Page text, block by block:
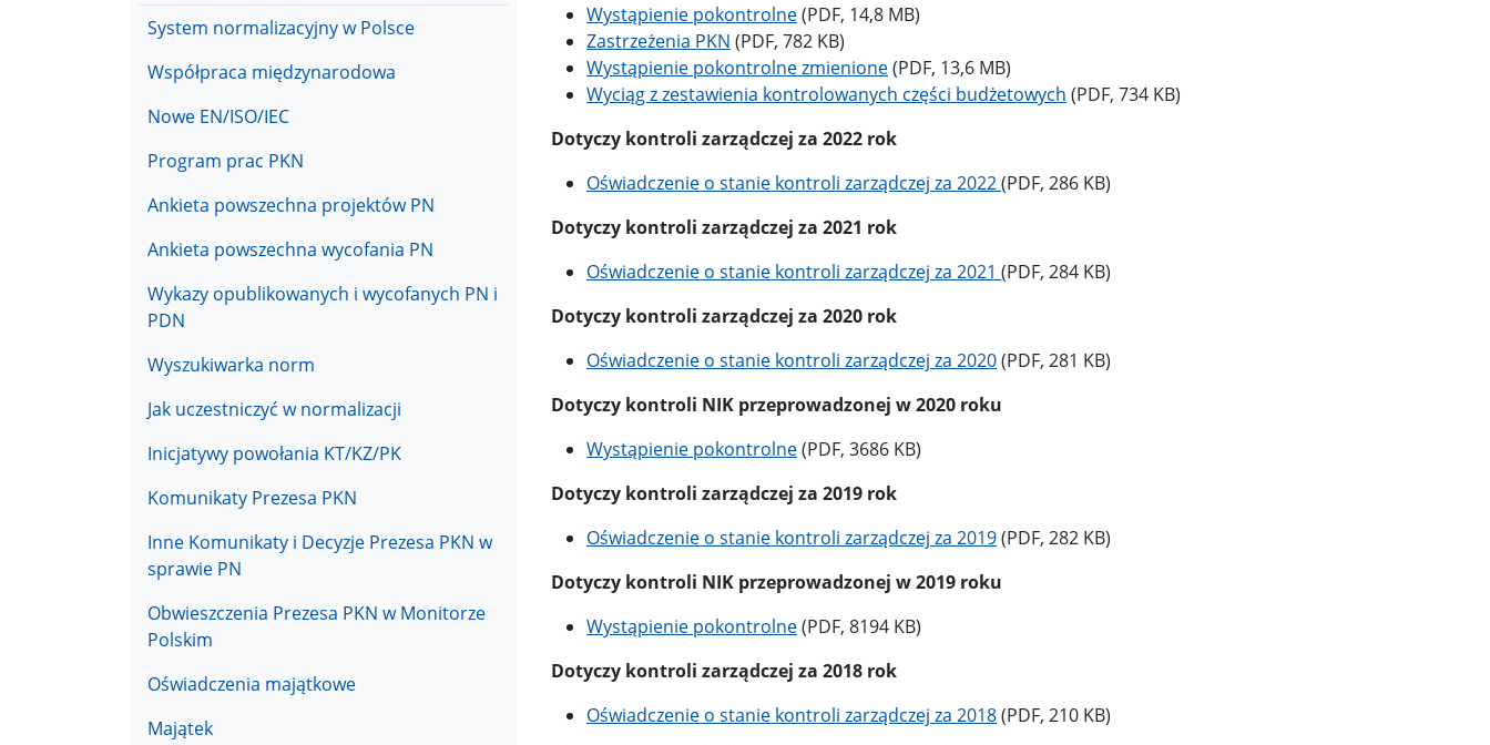
Menu przedmiotowe
System normalizacyjny w Polsce
Współpraca międzynarodowa
Nowe EN/ISO/IEC
Program prac PKN
Ankieta powszechna projektów PN
Ankieta powszechna wycofania PN
Wykazy opublikowanych i wycofanych PN i
PDN
Wyszukiwarka norm
Jak uczestniczyć w normalizacji
Inicjatywy powołania KT/KZ/PK
Komunikaty Prezesa PKN
Inne Komunikaty i Decyzje Prezesa PKN w
sprawie PN
Obwieszczenia Prezesa PKN w Monitorze
Polskim
Oświadczenia majątkowe
Majątek
Wystąpienie pokontrolne(PDF, 14,8 MB)
Zastrzeżenia PKN (PDF, 782 KB)
Wystąpienie pokontrolne zmienione(PDF, 13,6 MB)
Wyciąg z zestawienia kontrolowanych części budżetowych (PDF, 734 KB)
Dotyczy kontroli zarządczej za 2022 rok
Oświadczenie o stanie kontroli zarządczej za 2022(PDF, 286 KB)
Dotyczy kontroli zarządczej za 2021 rok
Oświadczenie o stanie kontroli zarządczej za 2021 (PDF, 284 KB)
Dotyczy kontroli zarządczej za 2020 rok
Oświadczenie o stanie kontroli zarządczej za 2020(PDF, 281 KB)
Dotyczy kontroli NIK przeprowadzonej w 2020 roku
Wystąpienie pokontrolne(PDF, 3686 KB)
Dotyczy kontroli zarządczej za 2019 rok
Oświadczenie o stanie kontroli zarządczej za 2019(PDF, 282 KB)
Dotyczy kontroli NIK przeprowadzonej w 2019 roku
Wystąpienie pokontrolne(PDF, 8194 KB)
Dotyczy kontroli zarządczej za 2018 rok
Oświadczenie o stanie kontroli zarządczej za 2018(PDF, 210 KB)